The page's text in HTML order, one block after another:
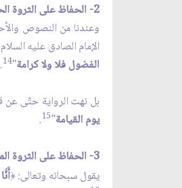
2- الحفاظ على الثروة الحيوانيّة
وعندنا من النصوص
الإمام الصادق عليه
الفضول فلا ولا كرامة"
14
.
بل نهت الرواية حتّى عن
يوم القيامة"
15
.
3- الحفاظ على الثروة المائيّة
يقول سبحانه وتعالى: ﴿